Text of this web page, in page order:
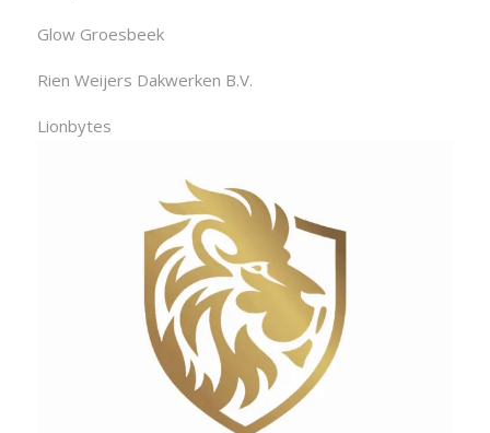
Glow Groesbeek
Rien Weijers Dakwerken B.V.
Lionbytes